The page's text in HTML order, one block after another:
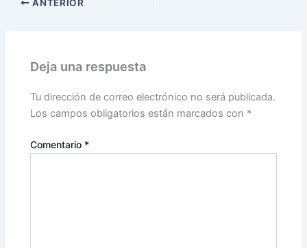
ANTERIOR
Deja una respuesta
Tu dirección de correo electrónico no será publicada.
Los campos obligatorios están marcados con *
Comentario *